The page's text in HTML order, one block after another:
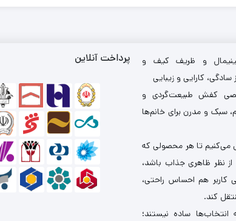
و ظریف کیف و
سادگی، کارایی و زیبایی
کفش طبیعت‌گردی و
سبک و مدرن برای خانم‌ها
می‌کنیم تا هر محصولی که
از نظر ظاهری جذاب باشد،
کاربر هم احساس راحتی،
کند.
ساده نیستند؛
پرداخت آنلاین